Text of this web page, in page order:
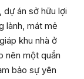
dự án sở hữu lợi
lành, mát mẻ
khu nhà ở
nên một quần
bảo sự yên